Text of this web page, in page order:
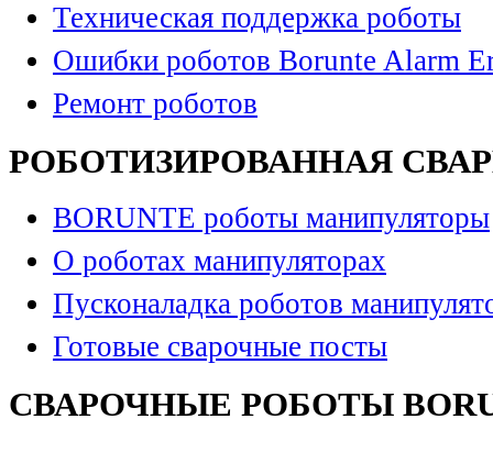
Техническая поддержка роботы
Ошибки роботов Borunte Alarm
Ремонт роботов
РОБОТИЗИРОВАННАЯ
BORUNTE роботы манипуляторы
О роботах манипуляторах
Пусконаладка роботов
Готовые сварочные посты
СВАРОЧНЫЕ РОБОТЫ